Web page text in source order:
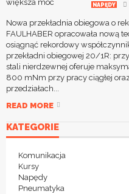
NAPĘDY
Nowa przekładnia obiegowa o
FAULHABER opracowała nową
osiągnąć rekordowy
przekładni obiegowej 20/1R:
stali nierdzewnej oferuje
800 mNm przy pracy ciągłej
przedziałach...
READ MORE
KATEGORIE
Komunikacja
Kursy
Napędy
Pneumatyka